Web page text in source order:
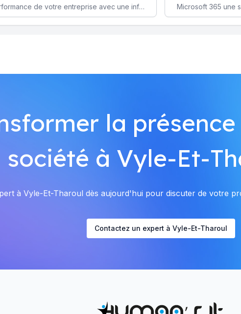
Garantissez la stabilité et la performance de votre entreprise avec une infrastructure IT sécurisée et évolutive.
la
société à Vyle-Et-
à Vyle-Et-Tharoul dès aujourd'hui pour discuter de votre
Contactez un expert à Vyle-Et-Tharoul